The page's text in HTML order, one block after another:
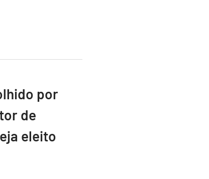
por
de
eleito